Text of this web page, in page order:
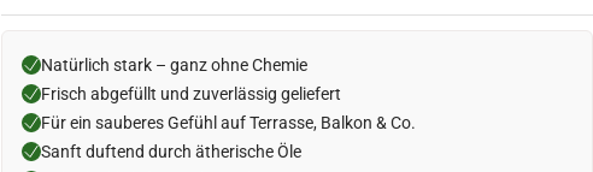
Natürlich stark – ganz ohne Chemie
Frisch abgefüllt und zuverlässig geliefert
Für ein sauberes Gefühl auf Terrasse, Balkon & Co.
Sanft duftend durch ätherische Öle